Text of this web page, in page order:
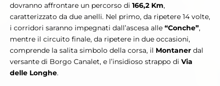
dovranno affrontare un percorso di 166,2 Km,
caratterizzato da due anelli. Nel primo, da ripetere 14 volte,
i corridori saranno impegnati dall’ascesa alle “Conche”,
mentre il circuito finale, da ripetere in due occasioni,
comprende la salita simbolo della corsa, il Montaner dal
versante di Borgo Canalet, e l’insidioso strappo di Via
delle Longhe.